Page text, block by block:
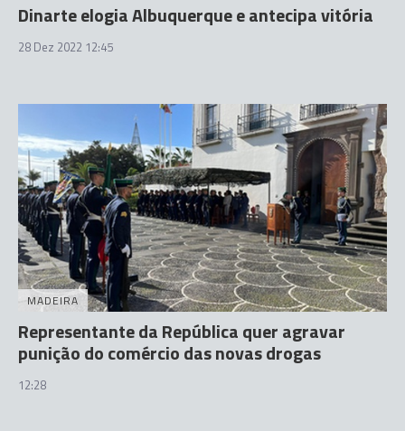
Dinarte elogia Albuquerque e antecipa vitória
28 Dez 2022 12:45
MADEIRA
Representante da República quer agravar
punição do comércio das novas drogas
12:28